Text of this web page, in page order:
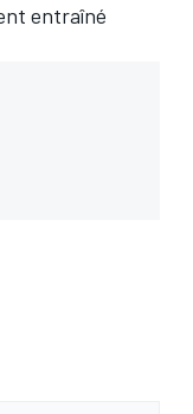
entraîné